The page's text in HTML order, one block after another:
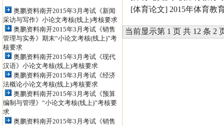
852398450 投稿信箱：
jiaoshizhijia888@126.com
奥鹏资料南开2015年3月考试《新闻
采访与写作》小论文考核(线上)考核要求
奥鹏资料南开2015年3月考试《销售
管理与实务》期末“小论文考核(线上)”考
核要求
奥鹏资料南开2015年3月考试《现代
汉语》小论文考核(线上)考核要求
奥鹏资料南开2015年3月考试《经济
法概论小论文考核(线上)考核要求
奥鹏资料南开2015年3月考试《预算
编制与管理》“小论文考核(线上)”考核要
求
奥鹏资料南开2015年3月考试《销售
[体育论文] 2015年体育教
当前显示第 1 页 共 12 条 2